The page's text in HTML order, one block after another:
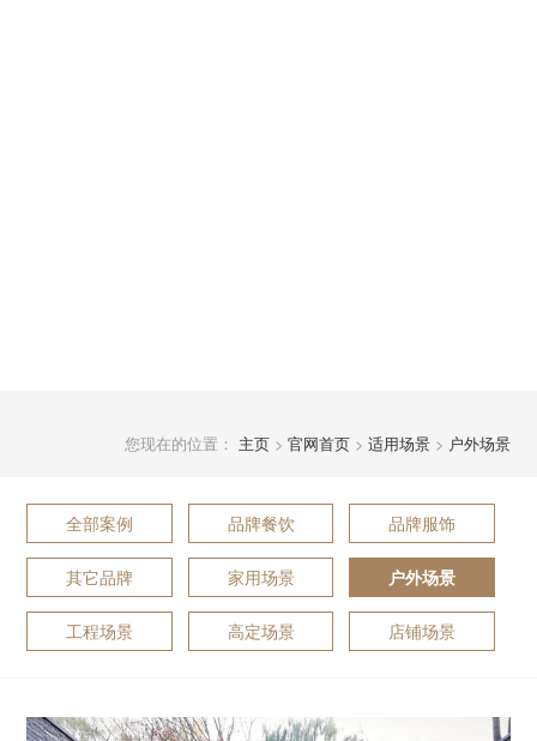
您现在的位置： 主页> 官网首页> 适用场景> 户外场景
全部案例 品牌餐饮 品牌服饰
其它品牌 家用场景 户外场景
工程场景 高定场景 店铺场景